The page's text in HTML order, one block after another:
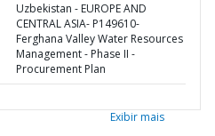
Uzbekistan - EUROPE AND
CENTRAL ASIA- P149610-
Ferghana Valley Water Resources
Management - Phase II -
Procurement Plan
Exibir mais